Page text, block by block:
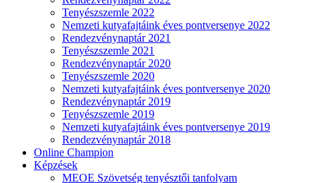
Tenyészszemle 2022
Nemzeti kutyafajtáink éves pontversenye 2022
Rendezvénynaptár 2021
Tenyészszemle 2021
Rendezvénynaptár 2020
Tenyészszemle 2020
Nemzeti kutyafajtáink éves pontversenye 2020
Rendezvénynaptár 2019
Tenyészszemle 2019
Nemzeti kutyafajtáink éves pontversenye 2019
Rendezvénynaptár 2018
Online Champion
Képzések
MEOE Szövetség tenyésztői tanfolyam